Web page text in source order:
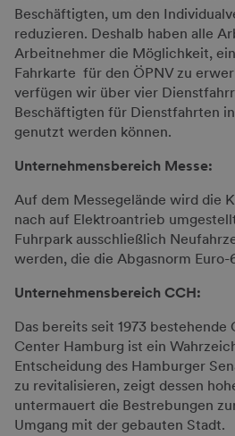
Beschäftigten, um den
reduzieren. Deshalb haben alle
Arbeitnehmer die Möglichkeit,
Fahrkarte für den ÖPNV zu
verfügen wir über vier
Beschäftigten für Dienstfahrten
genutzt werden können.
Unternehmensbereich Messe:
Auf dem Messegelände wird die
nach auf Elektroantrieb
Fuhrpark ausschließlich
werden, die die Abgasnorm Euro-
Unternehmensbereich CCH:
Das bereits seit 1973 bestehende
Center Hamburg ist ein
Entscheidung des Hamburger
zu revitalisieren, zeigt dessen
untermauert die Bestrebungen
Umgang mit der gebauten Stadt.